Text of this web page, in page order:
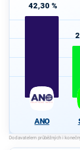
42,30 %
ANO